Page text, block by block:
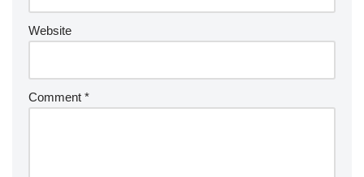
Website
Comment *